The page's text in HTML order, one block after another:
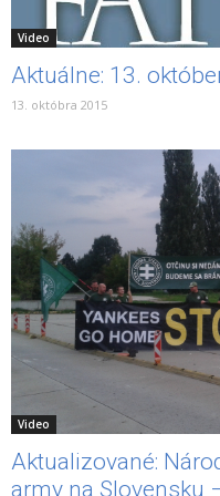
Video
Aktuálne: 13.
13. októbra 2015
Video
Aktualizované:
army na Slovensku